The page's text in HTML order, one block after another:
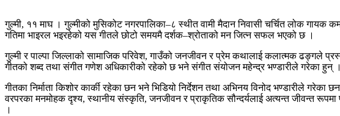
गुल्मी, ११ माघ । गुल्मीको मुसिकोट नगरपालिका–८ स्थीत वामी मैदान निवासी चर्चित लोक
गतिमा भाइरल भइरहेको यस गीतले छोटो समयमै दर्शक–श्रोताको मन जित्न सफल भएको छ ।
गुल्मी र पाल्पा जिल्लाको सामाजिक परिवेश, गाउँको जनजीवन र प्रेम कथालाई कलात्मक ढङ्गले
गीतको शब्द तथा संगीत गणेश अधिकारीको रहेको छ भने संगीत संयोजन महेन्द्र भण्डारीले गरेका हुन् ।
गीतका निर्माता किशोर कार्की रहेका छन भने भिडियो निर्देशन तथा अभिनय विनोद भण्डारीले
वरपरका मनमोहक दृश्य, स्थानीय संस्कृति, जनजीवन र प्राकृतिक सौन्दर्यलाई अत्यन्त जीवन्त
।